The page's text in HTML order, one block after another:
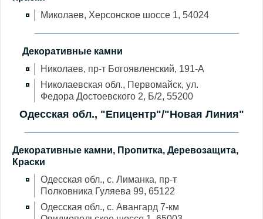
Миколаев, Херсонское шоссе 1, 54024
Декоративные камни
Николаев, пр-т Богоявленский, 191-А
Николаевская обл., Первомайск, ул.
Федора Достоевского 2, Б/2, 55200
Одесская обл., "Епицентр"/"Новая Линия"
Декоративные камни, Пропитка, Деревозащита,
Краски
Одесская обл., с. Лиманка, пр-т
Полковника Гуляева 99, 65122
Одесская обл., с. Авангард 7-км